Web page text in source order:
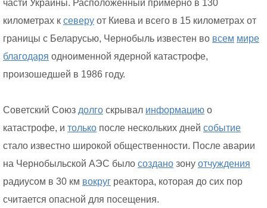
части Украины. Расположенный примерно в 130
километрах к северу от Киева и всего в 15 километрах от
границы с Беларусью, Чернобыль известен во всем мире
благодаря одноименной ядерной катастрофе,
произошедшей в 1986 году.
Советский Союз долго скрывал информацию о
катастрофе, и только после нескольких дней событие
стало известно широкой общественности. После аварии
на Чернобыльской АЭС было создано зону отчуждения
радиусом в 30 км вокруг реактора, которая до сих пор
считается опасной для посещения.